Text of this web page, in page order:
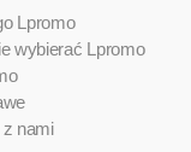
Lpromo
wybierać Lpromo
z nami